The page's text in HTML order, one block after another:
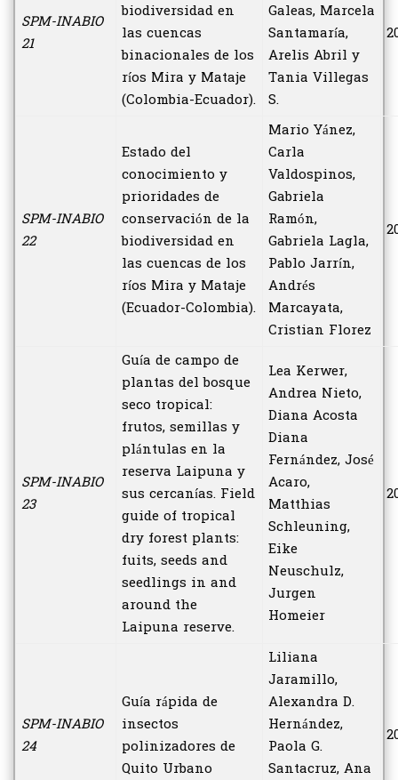
SPM-INABIO
21
biodiversidad en
las cuencas
binacionales de los
ríos Mira y Mataje
(Colombia-Ecuador).
Galeas, Marcela
Santamaría,
Arelis Abril y
Tania Villegas
S.
SPM-INABIO
22
Estado del
conocimiento y
prioridades de
conservación de la
biodiversidad en
las cuencas de los
ríos Mira y Mataje
(Ecuador-Colombia).
Mario Yánez,
Carla
Valdospinos,
Gabriela
Ramón,
Gabriela Lagla,
Pablo Jarrín,
Andrés
Marcayata,
Cristian Florez
SPM-INABIO
23
Guía de campo de
plantas del bosque
seco tropical:
frutos, semillas y
plántulas en la
reserva Laipuna y
sus cercanías. Field
guide of tropical
dry forest plants:
fuits, seeds and
seedlings in and
around the
Laipuna reserve.
Lea Kerwer,
Andrea Nieto,
Diana Acosta
Diana
Fernández, José
Acaro,
Matthias
Schleuning,
Eike
Neuschulz,
Jurgen
Homeier
SPM-INABIO
24
Guía rápida de
insectos
polinizadores de
Quito Urbano
Liliana
Jaramillo,
Alexandra D.
Hernández,
Paola G.
Santacruz, Ana